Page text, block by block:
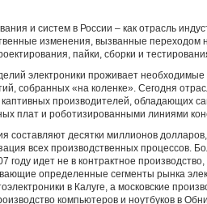
и систем в России – как отрасль
изменения, вызванные
пайки, сборки и
электроники проживает
собранных «на коленке». Сегодня
производителей, обладающих
плат и роботизированными линиями
составляют десятки миллионов
всех производственных процессов.
году идет не в контрактное
определенные сегменты рынка
в Калуге, а московские
компьютеров и ноутбуков в